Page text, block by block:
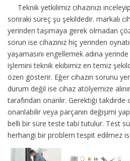
Teknik yetkilimiz cihazınızı
sonraki süreç şu şekildedir. markalı
yerinden taşımaya gerek olmadan
sorun ise cihazınız hiç yerinden
yaşamasını engellemek adına yerinde
işlemini teknik ekibimiz en temiz
özen gösterir. Eğer cihazın sorunu
durum değil ise cihaz atölyemize
tarafından onarılır. Gerektiği takdirde
onarılabilir veya parçanın değişimi
belli bir süre teste tabi tutulur. Test
herhangi bir problem tespit edilmez ise